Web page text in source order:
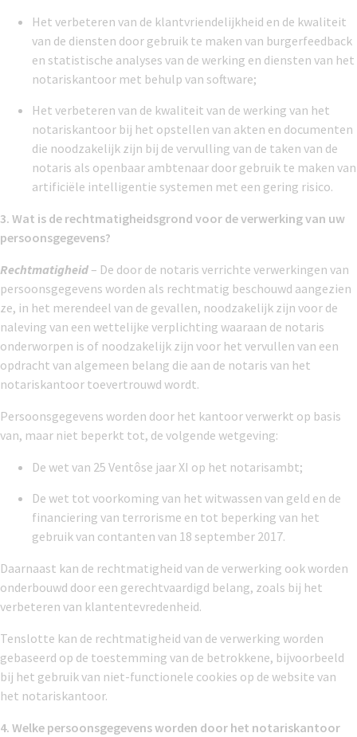
Het verbeteren van de klantvriendelijkheid en de kwaliteit
van de diensten door gebruik te maken van burgerfeedback
en statistische analyses van de werking en diensten van het
notariskantoor met behulp van software;
Het verbeteren van de kwaliteit van de werking van het
notariskantoor bij het opstellen van akten en documenten
die noodzakelijk zijn bij de vervulling van de taken van de
notaris als openbaar ambtenaar door gebruik te maken van
artificiële intelligentie systemen met een gering risico.
3. Wat is de rechtmatigheidsgrond voor de verwerking van uw
persoonsgegevens?
Rechtmatigheid – De door de notaris verrichte verwerkingen van
persoonsgegevens worden als rechtmatig beschouwd aangezien
ze, in het merendeel van de gevallen, noodzakelijk zijn voor de
naleving van een wettelijke verplichting waaraan de notaris
onderworpen is of noodzakelijk zijn voor het vervullen van een
opdracht van algemeen belang die aan de notaris van het
notariskantoor toevertrouwd wordt.
Persoonsgegevens worden door het kantoor verwerkt op basis
van, maar niet beperkt tot, de volgende wetgeving:
De wet van 25 Ventôse jaar XI op het notarisambt;
De wet tot voorkoming van het witwassen van geld en de
financiering van terrorisme en tot beperking van het
gebruik van contanten van 18 september 2017.
Daarnaast kan de rechtmatigheid van de verwerking ook worden
onderbouwd door een gerechtvaardigd belang, zoals bij het
verbeteren van klantentevredenheid.
Tenslotte kan de rechtmatigheid van de verwerking worden
gebaseerd op de toestemming van de betrokkene, bijvoorbeeld
bij het gebruik van niet-functionele cookies op de website van
het notariskantoor.
4. Welke persoonsgegevens worden door het notariskantoor